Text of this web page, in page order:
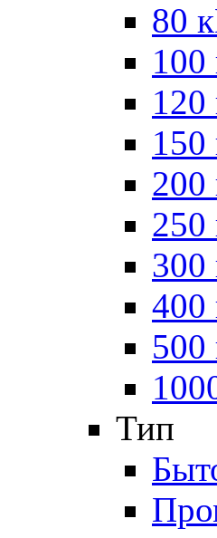
80
100
120
150
200
250
300
400
500
Тип